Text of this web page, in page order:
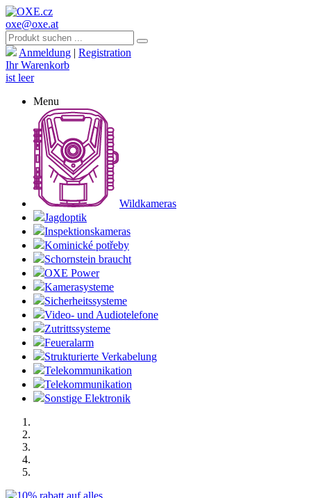
oxe@oxe.at
Anmeldung | Registration
Ihr Warenkorb
ist leer
Menu
Wildkameras
Jagdoptik
Inspektionskameras
Kominické potřeby
Schornstein braucht
OXE Power
Kamerasysteme
Sicherheitssysteme
Video- und Audiotelefone
Zutrittssysteme
Feueralarm
Strukturierte Verkabelung
Telekommunikation
Telekommunikation
Sonstige Elektronik